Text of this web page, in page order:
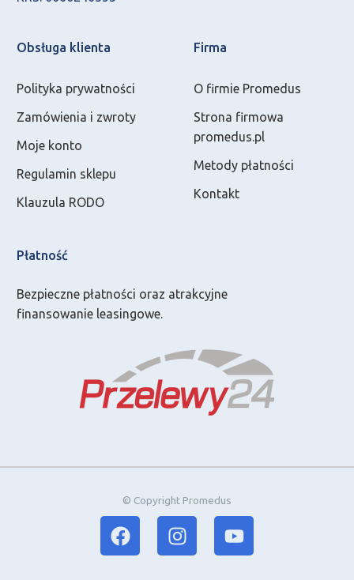
Obsługa klienta
Polityka prywatności
Zamówienia i zwroty
Moje konto
Regulamin sklepu
Klauzula RODO
Firma
O firmie Promedus
Strona firmowa
promedus.pl
Metody płatności
Kontakt
Płatność
Bezpieczne płatności oraz atrakcyjne
finansowanie leasingowe.
© Copyright Promedus